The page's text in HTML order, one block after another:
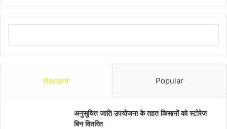
Recent Popular
अनुसूचित जाति उपयोजना के तहत किसानों को स्टोरेज
बिन वितरित